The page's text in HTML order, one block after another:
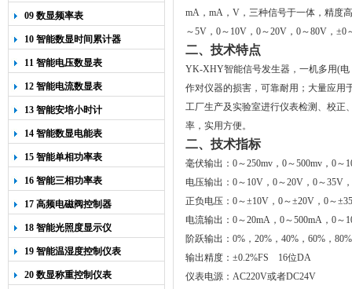
09 数显频率表
10 智能数显时间累计器
11 智能电压数显表
12 智能电流数显表
13 智能安培小时计
14 智能数显电能表
15 智能单相功率表
16 智能三相功率表
17 高频电磁阀控制器
18 智能光照度显示仪
19 智能温湿度控制仪表
20 数显称重控制仪表
mA ， mA ， V ，三种信号于一体，精度
～5V ， 0～ 10V ， 0～20V ， 0～80V ，±0
二、技术特点
YK-XHY智能信号发生器，一机多用(
作对仪器的损害，可靠耐用；大量应用
工厂生产及实验室进行仪表检测、校正
率，实用方便。
二、技术指标
毫伏输出： 0～250mv ， 0～500mv ， 0～
电压输出： 0～ 10V ， 0～20V ， 0～35V ，
正负电压： 0～±10V ， 0～±20V ， 0～±
电流输出： 0～20mA ， 0～500mA ， 0～
阶跃输出： 0% ， 20% ， 40% ， 60% ， 80%
输出精度：±0.2%FS 16位DA
仪表电源： AC220V或者DC24V